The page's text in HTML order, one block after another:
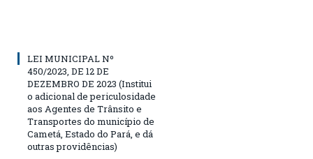
LEI MUNICIPAL Nº
450/2023, DE 12 DE
DEZEMBRO DE 2023 (Institui
o adicional de periculosidade
aos Agentes de Trânsito e
Transportes do município de
Cametá, Estado do Pará, e dá
outras providências)